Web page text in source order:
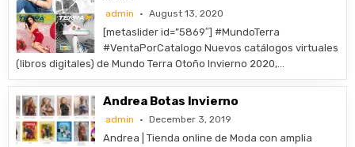
admin August 13, 2020
[metaslider id=”5869″] #MundoTerra
#VentaPorCatalogo Nuevos catálogos virtuales
(libros digitales) de Mundo Terra Otoño Invierno 2020,…
Andrea Botas Invierno
admin December 3, 2019
Andrea | Tienda online de Moda con amplia